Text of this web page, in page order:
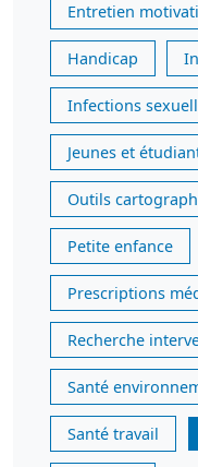
Entretien
Handicap
Infections
Jeunes et
Outils
Petite enfance
Prescriptions
Recherche
Santé
Santé travail